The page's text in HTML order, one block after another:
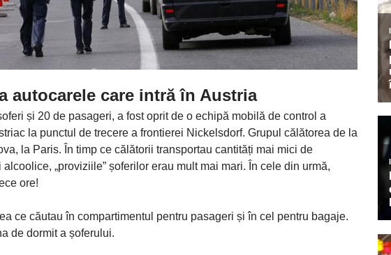
autocarele care intră în Austria
și 20 de pasageri, a fost oprit de o echipă mobilă de control a
la punctul de trecere a frontierei Nickelsdorf. Grupul călătorea de la
la Paris. În timp ce călătorii transportau cantități mai mici de
„proviziile” șoferilor erau mult mai mari. În cele din urmă,
ore!
ce căutau în compartimentul pentru pasageri și în cel pentru bagaje.
de dormit a șoferului.